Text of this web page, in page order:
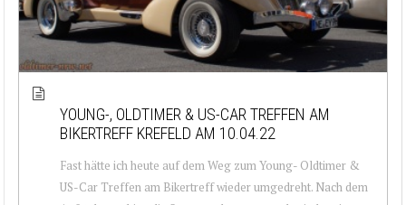
YOUNG-, OLDTIMER & US-CAR TREFFEN AM
BIKERTREFF KREFELD AM 10.04.22
Fast hätte ich heute auf dem Weg zum Young- Oldtimer &
US-Car Treffen am Bikertreff wieder umgedreht. Nach dem